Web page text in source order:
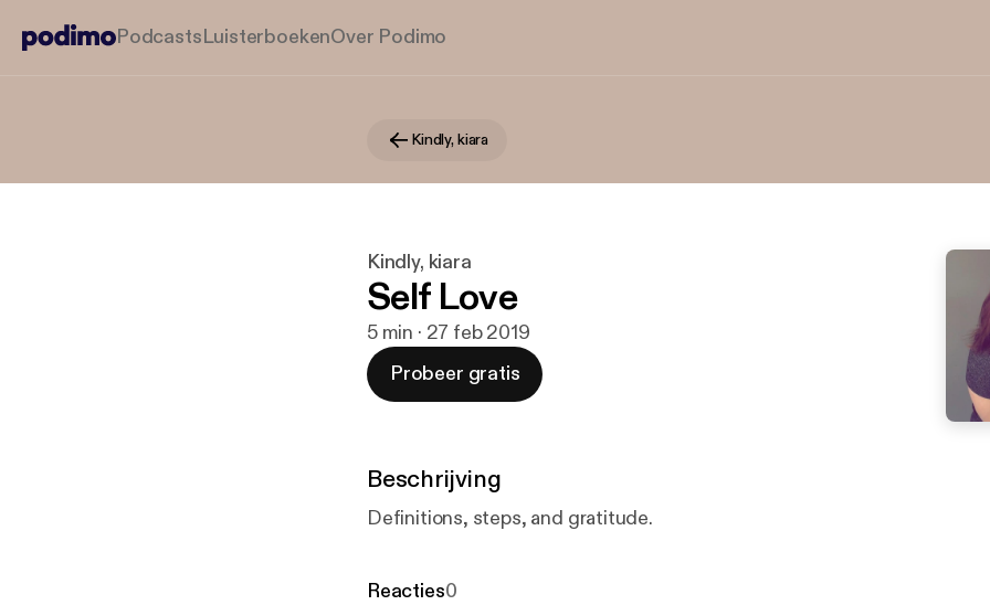
PodcastsLuisterboekenOver Podimo
Kindly, kiara
Kindly, kiara
Self Love
5 min · 27 feb 2019
Probeer gratis
Beschrijving
Definitions, steps, and gratitude.
Reacties0